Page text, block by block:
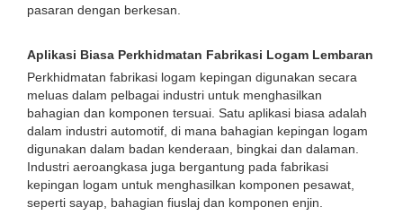
pasaran dengan berkesan.
Aplikasi Biasa Perkhidmatan Fabrikasi Logam Lembaran
Perkhidmatan fabrikasi logam kepingan digunakan secara
meluas dalam pelbagai industri untuk menghasilkan
bahagian dan komponen tersuai. Satu aplikasi biasa adalah
dalam industri automotif, di mana bahagian kepingan logam
digunakan dalam badan kenderaan, bingkai dan dalaman.
Industri aeroangkasa juga bergantung pada fabrikasi
kepingan logam untuk menghasilkan komponen pesawat,
seperti sayap, bahagian fiuslaj dan komponen enjin.